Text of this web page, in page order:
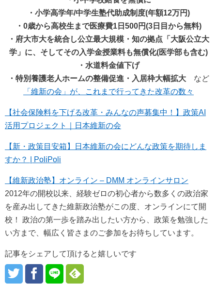
・小学高学年/中学生塾代助成制度(年額12万円)
・0歳から高校生まで医療費1日500円(3日目から無料)
・府大市大を統合し公立最大規模・知の拠点「大阪公立大
学」に、そしてその入学金授業料も無償化(医学部も含む)
・水道料金値下げ
・特別養護老人ホームの整備促進・入居枠大幅拡大 など
「維新の会」が、これまで行ってきた改革の数々
【社会保険料を下げる改革・みんなの声募集中！】政策AI
活用プロジェクト｜日本維新の会
【新・政策目安箱】日本維新の会にどんな政策を期待しま
すか？ | PoliPoli
【維新政治塾】オンライン – DMM オンラインサロン
2012年の開校以来、経験ゼロの初心者から数多くの政治家
を産み出してきた維新政治塾がこの度、オンラインにて開
校！ 政治の第一歩を踏み出したい方から、政策を勉強した
い方まで、幅広く皆さまのご参加をお待ちしています。
記事をシェアして頂けると嬉しいです